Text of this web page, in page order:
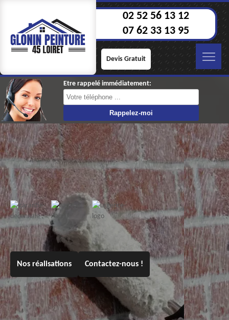
02 52 56 13 12
07 62 33 13 95
Devis Gratuit
Etre rappelé immédiatement:
Nos réalisations Contactez-nous !